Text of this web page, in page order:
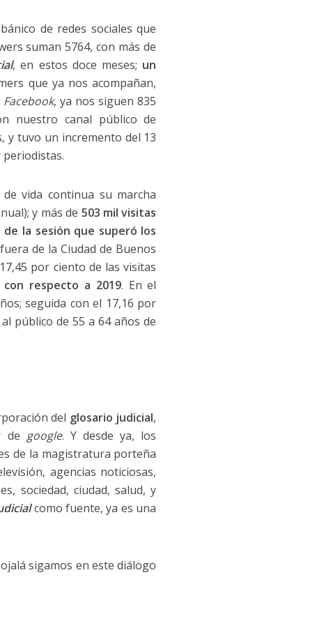
de redes sociales que
suman 5764, con más de
, en estos doce meses; un
que ya nos acompañan,
Facebook, ya nos siguen 835
nuestro canal público de
y tuvo un incremento del 13
vida continua su marcha
y más de 503 mil visitas
la sesión que superó los
de la Ciudad de Buenos
por ciento de las visitas
respecto a 2019. En el
seguida con el 17,16 por
público de 55 a 64 años de
del glosario judicial,
de google. Y desde ya, los
de la magistratura porteña
agencias noticiosas,
sociedad, ciudad, salud, y
como fuente, ya es una
sigamos en este diálogo